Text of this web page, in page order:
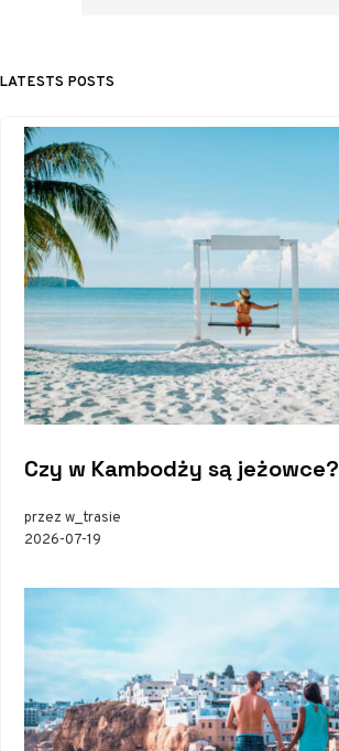
LATESTS POSTS
Czy w Kambodży są jeżowce?
przez w_trasie
2026-07-19